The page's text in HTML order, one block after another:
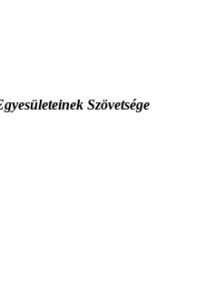
Szövetsége